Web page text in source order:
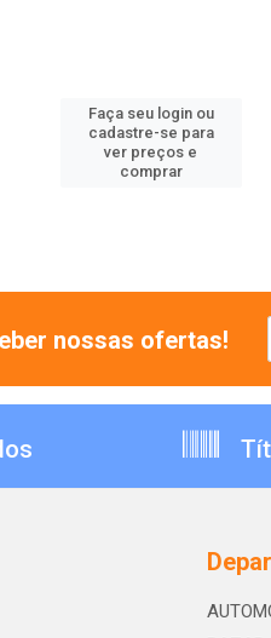
Faça seu login ou
cadastre-se para
ver preços e
comprar
nossas ofertas!